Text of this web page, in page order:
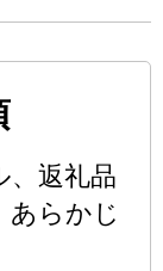
、返礼品
あらかじ